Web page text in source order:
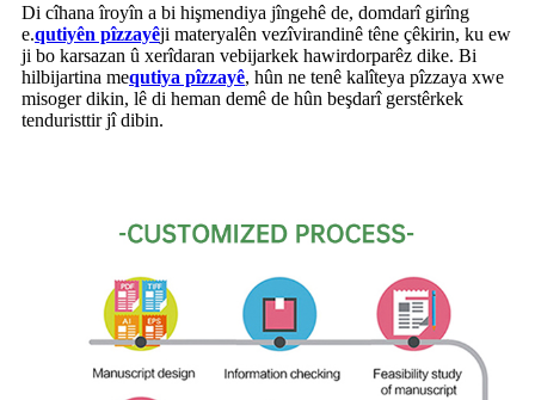
Di cîhana îroyîn a bi hişmendiya jîngehê de, domdarî girîng
e.qutiyên pîzzayêji materyalên vezîvirandinê têne çêkirin, ku ew
ji bo karsazan û xerîdaran vebijarkek hawirdorparêz dike. Bi
hilbijartina mequtiya pîzzayê, hûn ne tenê kalîteya pîzzaya xwe
misoger dikin, lê di heman demê de hûn beşdarî gerstêrkek
tenduristtir jî dibin.